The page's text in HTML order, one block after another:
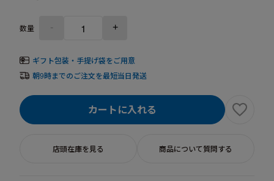
数量 - +
ギフト包装・手提げ袋をご用意
朝9時までのご注文を最短当日発送
カートに入れる
店頭在庫を見る 商品について質問する